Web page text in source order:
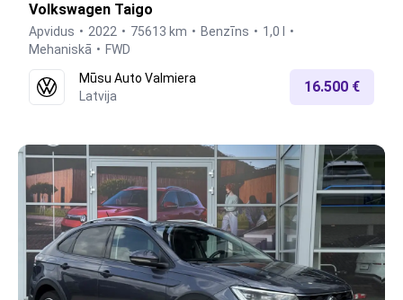
Volkswagen Taigo
Apvidus 2022 75613 km Benzīns
1,0 l
Mehaniskā
FWD
Mūsu Auto Valmiera
Latvija
16.500 €